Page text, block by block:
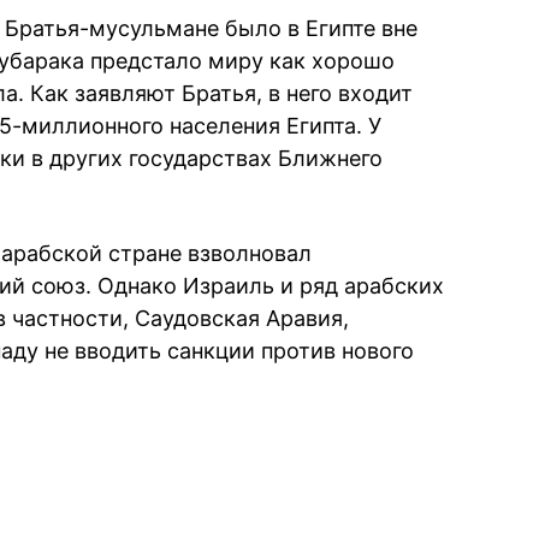
мусульмане было в Египте вне
предстало миру как хорошо
Как заявляют Братья, в него входит
миллионного населения Египта. У
в других государствах Ближнего
стране взволновал
союз. Однако Израиль и ряд арабских
частности, Саудовская Аравия,
не вводить санкции против нового
в Messenger
в LinkedIn